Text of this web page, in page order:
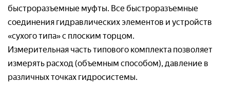
быстроразъемные муфты. Все быстроразъемные
соединения гидравлических элементов и устройств
«сухого типа» с плоским торцом.
Измерительная часть типового комплекта позволяет
измерять расход (объемным способом), давление в
различных точках гидросистемы.